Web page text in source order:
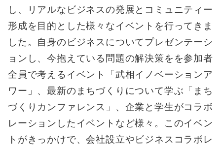
し、リアルなビジネスの発展とコミュニティー
形成を目的とした様々なイベントを行ってきま
した。自身のビジネスについてプレゼンテーシ
ョンし、今抱えている問題の解決策をを参加者
全員で考えるイベント「武相イノベーションア
ワー」、最新のまちづくりについて学ぶ「まち
づくりカンファレンス」、企業と学生がコラボ
レーションしたイベントなど様々。このイベン
トがきっかけで、会社設立やビジネスコラボレ